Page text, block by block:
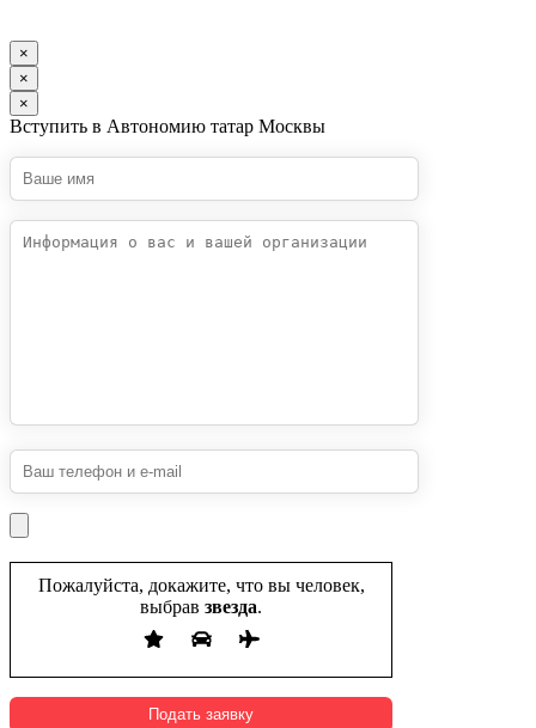
×
×
×
Вступить в Автономию татар Москвы
Пожалуйста, докажите, что вы человек,
выбрав звезда.